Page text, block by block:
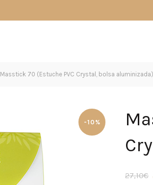
Masstick 70 (Estuche PVC Crystal, bolsa aluminizada)
-10%
27,10€